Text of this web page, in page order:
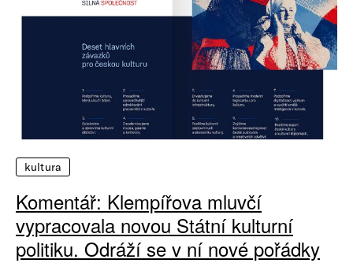
kultura
Komentář: Klempířova mluvčí
vypracovala novou Státní kulturní
politiku. Odráží se v ní nové pořádky